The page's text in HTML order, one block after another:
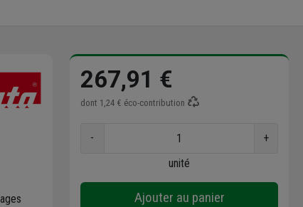
267,91 €
dont 1,24 € éco-contribution
-
+
unité
Ajouter au panier